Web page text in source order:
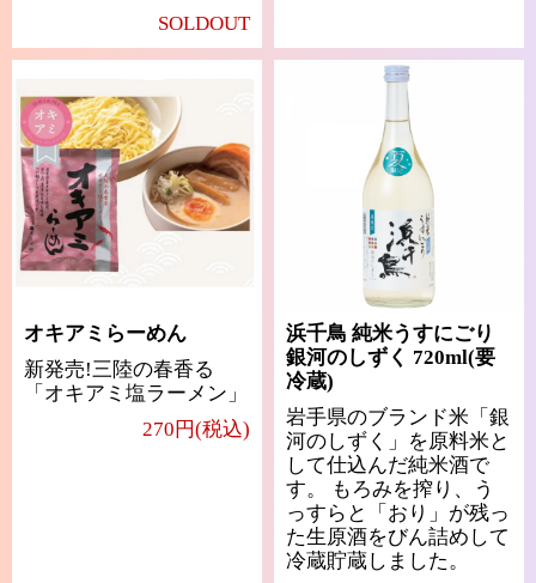
SOLDOUT
オキアミらーめん
新発売!三陸の春香る
「オキアミ塩ラーメン」
270円(税込)
浜千鳥 純米うすにごり
銀河のしずく 720ml(要
冷蔵)
岩手県のブランド米「銀
河のしずく」を原料米と
して仕込んだ純米酒で
す。 もろみを搾り、う
っすらと「おり」が残っ
た生原酒をびん詰めして
冷蔵貯蔵しました。